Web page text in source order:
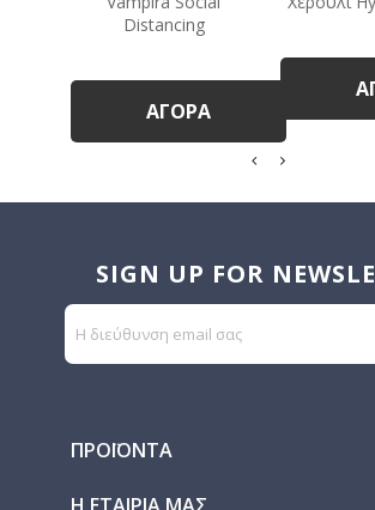
Distancing
ΑΓΟΡΆ
SIGN UP FOR
ΠΡΟΪΌΝΤΑ